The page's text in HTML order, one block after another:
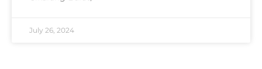
July 26, 2024